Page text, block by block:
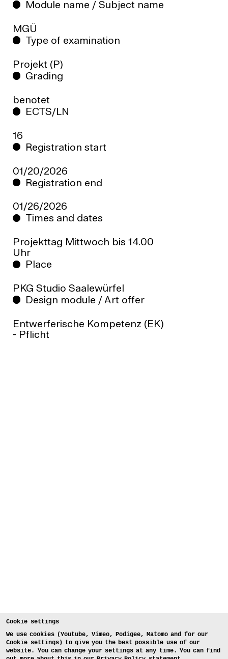
Cookie settings
We use cookies (Youtube, Vimeo, Podigee, Matomo and for our
Cookie settings) to give you the best possible use of our
website. You can change your settings at any time. You can find
Module name / Subject name
MGÜ
Type of examination
Projekt (P)
Grading
benotet
ECTS/LN
16
Registration start
01/20/2026
Registration end
01/26/2026
Times and dates
Projekttag Mittwoch bis 14.00
Uhr
Place
PKG Studio Saalewürfel
Design module / Art offer
Entwerferische Kompetenz (EK)
- Pflicht